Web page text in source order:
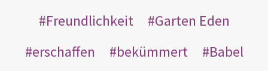
Freundlichkeit
Garten Eden
erschaffen
bekümmert
Babel